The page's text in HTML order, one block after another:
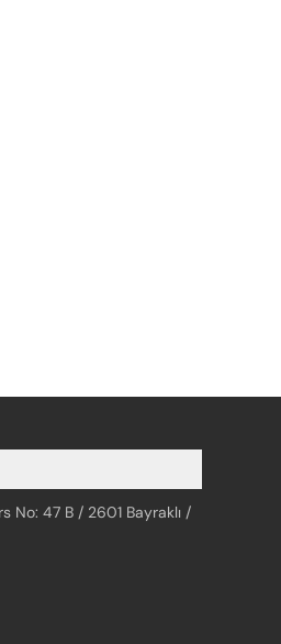
No: 47 B / 2601 Bayraklı /